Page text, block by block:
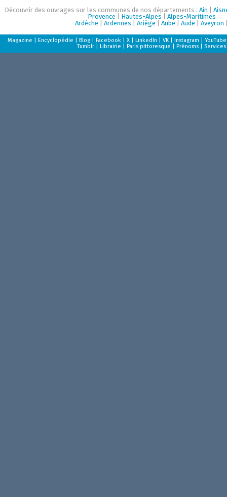
Découvrir des ouvrages sur les communes de nos départements :Ain |
Provence
Hautes-Alpes
Alpes-Maritimes
Ardèche |Ardennes |Ariège |Aube |Aude |Aveyron
Magazine |Encyclopédie |Blog |Facebook |X |LinkedIn |VK |Instagram |YouTube
Tumblr |Librairie |Paris pittoresque |Prénoms Services